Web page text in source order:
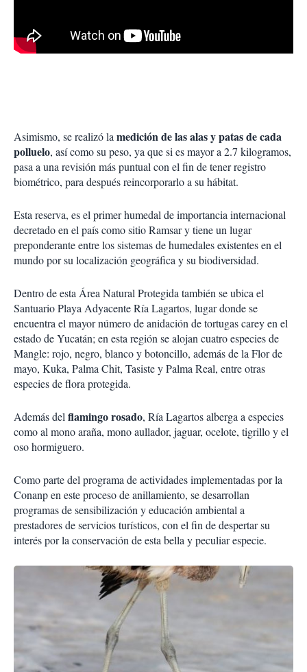
Asimismo, se realizó la medición de las alas y patas de cada
polluelo, así como su peso, ya que si es mayor a 2.7 kilogramos,
pasa a una revisión más puntual con el fin de tener registro
biométrico, para después reincorporarlo a su hábitat.
Esta reserva, es el primer humedal de importancia internacional
decretado en el país como sitio Ramsar y tiene un lugar
preponderante entre los sistemas de humedales existentes en el
mundo por su localización geográfica y su biodiversidad.
Dentro de esta Área Natural Protegida también se ubica el
Santuario Playa Adyacente Ría Lagartos, lugar donde se
encuentra el mayor número de anidación de tortugas carey en el
estado de Yucatán; en esta región se alojan cuatro especies de
Mangle: rojo, negro, blanco y botoncillo, además de la Flor de
mayo, Kuka, Palma Chit, Tasiste y Palma Real, entre otras
especies de flora protegida.
Además del flamingo rosado, Ría Lagartos alberga a especies
como al mono araña, mono aullador, jaguar, ocelote, tigrillo y el
oso hormiguero.
Como parte del programa de actividades implementadas por la
Conanp en este proceso de anillamiento, se desarrollan
programas de sensibilización y educación ambiental a
prestadores de servicios turísticos, con el fin de despertar su
interés por la conservación de esta bella y peculiar especie.